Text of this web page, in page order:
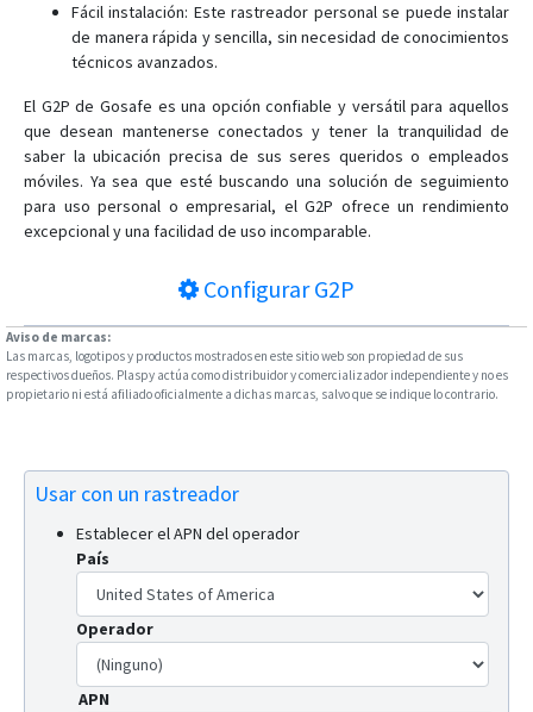
GAT3000
GTU100
GTU300
GTU50
GTU60
Fácil instalación: Este rastreador personal se puede instalar
de manera rápida y sencilla, sin necesidad de conocimientos
técnicos avanzados.
El G2P de Gosafe es una opción confiable y versátil para aquellos
que desean mantenerse conectados y tener la tranquilidad de
saber la ubicación precisa de sus seres queridos o empleados
móviles. Ya sea que esté buscando una solución de seguimiento
para uso personal o empresarial, el G2P ofrece un rendimiento
excepcional y una facilidad de uso incomparable.
ConfigurarG2P
Aviso de marcas:
Las marcas, logotipos y productos mostrados en este sitio web son propiedad de sus
respectivos dueños. Plaspy actúa como distribuidor y comercializador independiente y no es
propietario ni está afiliado oficialmente a dichas marcas, salvo que se indique lo contrario.
Usar con un rastreador
Establecer el APN del operador
País
Operador
APN